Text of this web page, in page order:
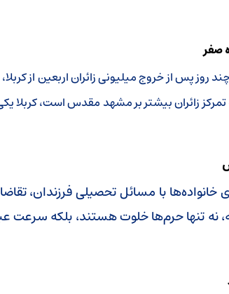
روز پس از خروج میلیونی زائران اربعین از
زائران بیشتر بر مشهد مقدس است، کربلا
با مسائل تحصیلی فرزندان،
تنها حرم‌ها خلوت هستند، بلکه سرعت